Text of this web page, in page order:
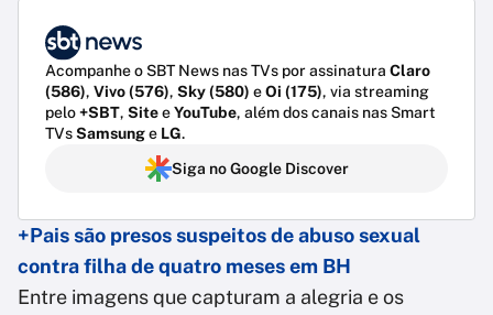
Acompanhe o SBT News nas TVs por assinatura Claro
(586), Vivo (576), Sky (580) eOi (175), via streaming
pelo+SBT, SiteeYouTube, além dos canais nas Smart
TVsSamsunge LG.
Siga no Google Discover
+Pais são presos suspeitos de abuso sexual
contra filha de quatro meses em BH
Entre imagens que capturam a alegria e os